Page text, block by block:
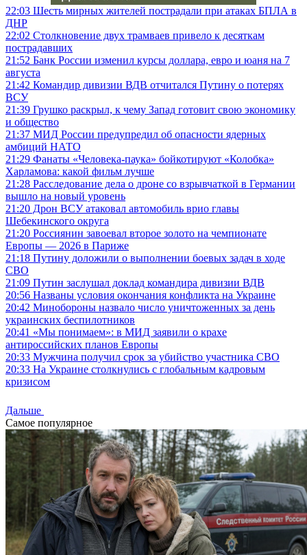
22:03 Шесть мирных жителей пострадали при атаках БПЛА в
ДНР
22:02 Столкновение двух трамваев привело к десяткам
пострадавших
21:52 Банк России изменил курсы доллара, евро и юаня на 7
августа
21:42 Командир дивизии ВДВ отчитался Путину о потерях
ВСУ
21:39 Грушко раскрыл, к чему Запад готовит свою экономику
и общество
21:37 МИД России предупредил об опасности ядерных
амбиций НАТО
21:29 Фанаты «Человека-паука» бойкотируют «Колобка»
Харламова: какой фильм лучше
21:28 Расследование дела о дроне со взрывчаткой в Германии
вышло на новый уровень
21:20 Дрон ВСУ атаковал автомобиль врио главы
Шебекинского округа
21:20 Россиянин завоевал второе золото на чемпионате
Европы — 2026 в Париже
21:18 Путину доложили о выполнении боевых задач в ходе
СВО
21:09 Путин заслушал доклад командира дивизии ВДВ
20:56 Названы условия окончания конфликта на Украине
20:42 Минобороны назвало число уничтоженных за день
украинских беспилотников
20:41 «Мы понимаем»: в МИД заявили о крахе
антироссийских планов Европы
20:33 Мужчина получил срок за убийство участника СВО
20:33 На Украине столкнулись с глобальным кадровым
кризисом
Дальше
Самое популярное